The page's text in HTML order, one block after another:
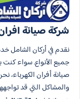
شركة صيانة
نقدم في أركان الشامل
جميع الأنواع. سواء كنت
صيانة أفران الكهرباء،
والمشاكل التي قد